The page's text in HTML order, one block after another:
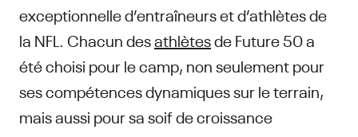
exceptionnelle d’entraîneurs et d’athlètes de
la NFL. Chacun desathlètesde Future 50 a
été choisi pour le camp, non seulement pour
ses compétences dynamiques sur le terrain,
mais aussi pour sa soif de croissance